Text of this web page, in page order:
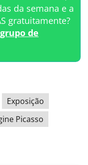
da semana e a
gratuitamente?
de
Exposição
Picasso